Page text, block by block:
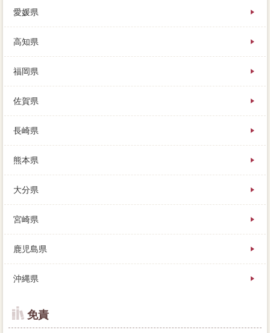
愛媛県
高知県
福岡県
佐賀県
長崎県
熊本県
大分県
宮崎県
鹿児島県
沖縄県
免責